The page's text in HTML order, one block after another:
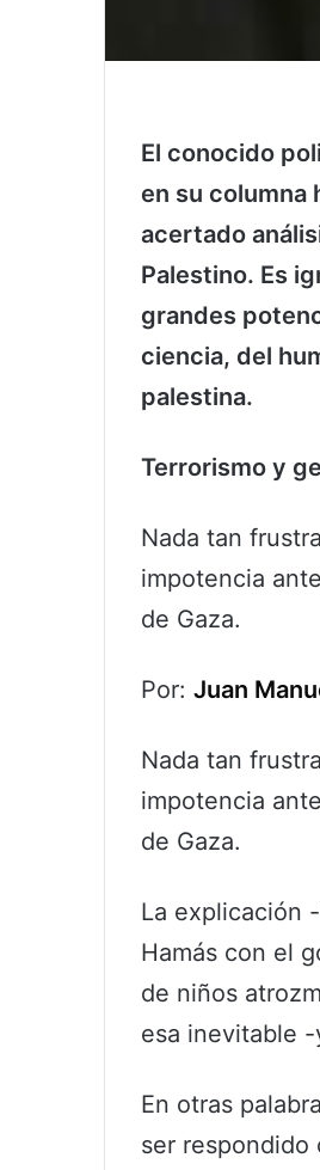
El conocido
en su columna
acertado
Palestino. Es
grandes
ciencia, del
palestina.
Terrorismo y
Nada tan
impotencia
de Gaza.
Por: Juan
Nada tan
impotencia
de Gaza.
La explicación
Hamás con el
de niños
esa inevitable
En otras
ser respondido